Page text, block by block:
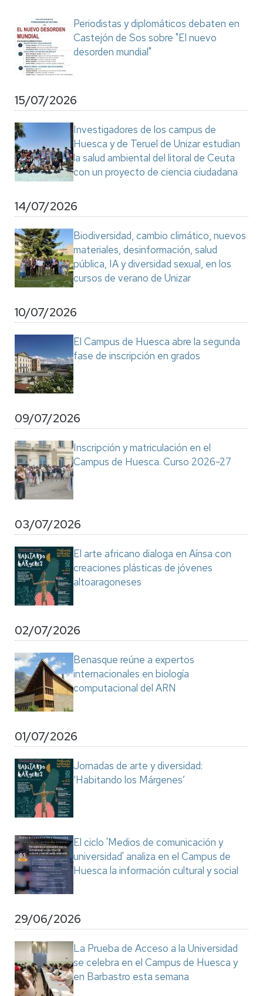
Periodistas y diplomáticos debaten en
Castejón de Sos sobre "El nuevo
desorden mundial"
15/07/2026
Investigadores de los campus de
Huesca y de Teruel de Unizar estudian
la salud ambiental del litoral de Ceuta
con un proyecto de ciencia ciudadana
14/07/2026
Biodiversidad, cambio climático, nuevos
materiales, desinformación, salud
pública, IA y diversidad sexual, en los
cursos de verano de Unizar
10/07/2026
El Campus de Huesca abre la segunda
fase de inscripción en grados
09/07/2026
Inscripción y matriculación en el
Campus de Huesca. Curso 2026-27
03/07/2026
El arte africano dialoga en Aínsa con
creaciones plásticas de jóvenes
altoaragoneses
02/07/2026
Benasque reúne a expertos
internacionales en biología
computacional del ARN
01/07/2026
Jornadas de arte y diversidad:
‘Habitando los Márgenes’
El ciclo 'Medios de comunicación y
universidad' analiza en el Campus de
Huesca la información cultural y social
29/06/2026
La Prueba de Acceso a la Universidad
se celebra en el Campus de Huesca y
en Barbastro esta semana